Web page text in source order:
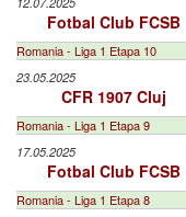
Fotbal Club FCSB
Romania - Liga 1 Etapa 10
23.05.2025
CFR 1907 Cluj
Romania - Liga 1 Etapa 9
17.05.2025
Fotbal Club FCSB
Romania - Liga 1 Etapa 8